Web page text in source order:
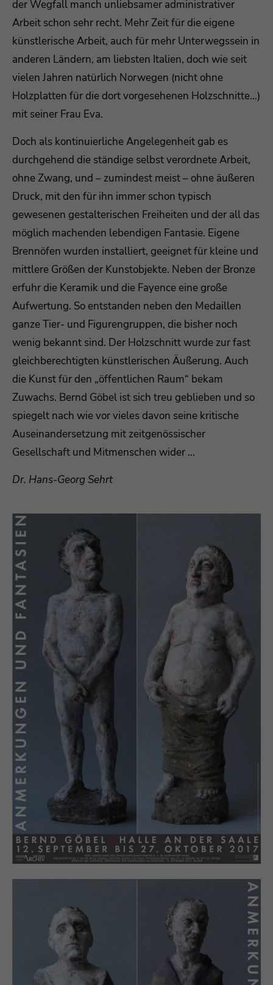
Drop us a line
info@yourdomain.com
About us
Lorem ipsum dolor sit amet, consectetuer
adipiscing elit.
Aenean commodo ligula eget dolor. Aenean
massa. Cum sociis natoque penatibus et magnis
dis parturient montes, nascetur ridiculus mus.
Donec quam felis, ultricies nec.
der Wegfall manch unliebsamer administrativer
Arbeit schon sehr recht. Mehr Zeit für die eigene
künstlerische Arbeit, auch für mehr Unterwegssein in
anderen Ländern, am liebsten Italien, doch wie seit
vielen Jahren natürlich Norwegen (nicht ohne
Holzplatten für die dort vorgesehenen Holzschnitte…)
mit seiner Frau Eva.
Doch als kontinuierliche Angelegenheit gab es
durchgehend die ständige selbst verordnete Arbeit,
ohne Zwang, und – zumindest meist – ohne äußeren
Druck, mit den für ihn immer schon typisch
gewesenen gestalterischen Freiheiten und der all das
möglich machenden lebendigen Fantasie. Eigene
Brennöfen wurden installiert, geeignet für kleine und
mittlere Größen der Kunstobjekte. Neben der Bronze
erfuhr die Keramik und die Fayence eine große
Aufwertung. So entstanden neben den Medaillen
ganze Tier- und Figurengruppen, die bisher noch
wenig bekannt sind. Der Holzschnitt wurde zur fast
gleichberechtigten künstlerischen Äußerung. Auch
die Kunst für den „öffentlichen Raum“ bekam
Zuwachs. Bernd Göbel ist sich treu geblieben und so
spiegelt nach wie vor vieles davon seine kritische
Auseinandersetzung mit zeitgenössischer
Gesellschaft und Mitmenschen wider ...
Dr. Hans-Georg Sehrt